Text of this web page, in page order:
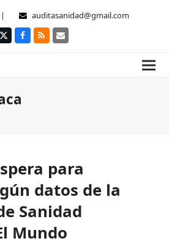
auditasanidad@gmail.com
TwitterFacebook
RSS Correo
para
datos de la
Sanidad
Mundo